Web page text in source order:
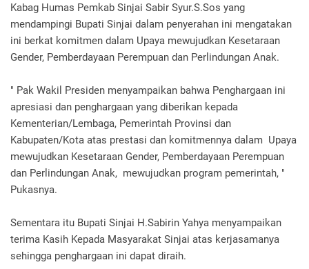
Kabag Humas Pemkab Sinjai Sabir Syur.S.Sos yang
mendampingi Bupati Sinjai dalam penyerahan ini mengatakan
ini berkat komitmen dalam Upaya mewujudkan Kesetaraan
Gender, Pemberdayaan Perempuan dan Perlindungan Anak.
" Pak Wakil Presiden menyampaikan bahwa Penghargaan ini
apresiasi dan penghargaan yang diberikan kepada
Kementerian/Lembaga, Pemerintah Provinsi dan
Kabupaten/Kota atas prestasi dan komitmennya dalam Upaya
mewujudkan Kesetaraan Gender, Pemberdayaan Perempuan
dan Perlindungan Anak, mewujudkan program pemerintah, "
Pukasnya.
Sementara itu Bupati Sinjai H.Sabirin Yahya menyampaikan
terima Kasih Kepada Masyarakat Sinjai atas kerjasamanya
sehingga penghargaan ini dapat diraih.